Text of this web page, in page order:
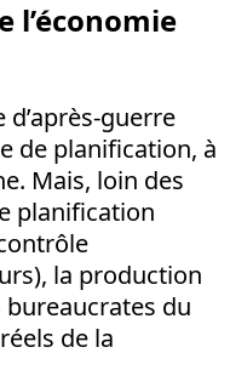
l’économie
d’après-guerre
de planification, à
Mais, loin des
planification
la production
du
de la